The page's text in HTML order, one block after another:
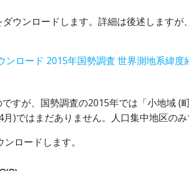
ウンロードします。詳細は後述します
ンロード 2015年国勢調査 世界測地系緯
すが、国勢調査の2015年では「小地域 (
)ではまだありません。人口集中地区のみ
ロードします。